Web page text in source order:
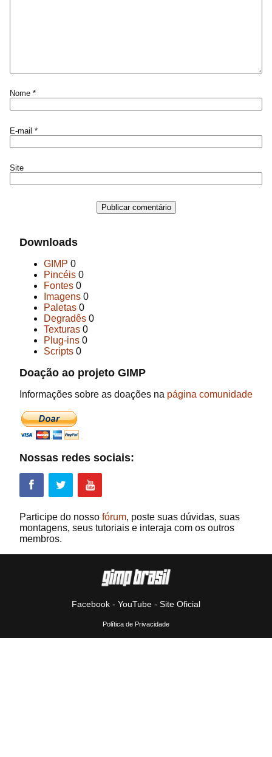
Nome *
E-mail *
Site
Downloads
GIMP 0
Pincéis 0
Fontes 0
Imagens 0
Paletas 0
Degradês 0
Texturas 0
Plug-ins 0
Scripts 0
Doação ao projeto GIMP
Informações sobre as doações na página comunidade
Nossas redes sociais:
Participe do nosso fórum, poste suas dúvidas, suas
montagens, seus tutoriais e interaja com os outros
membros.
Facebook - YouTube - Site Oficial
Política de Privacidade